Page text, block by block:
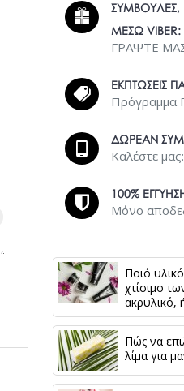
ΣΥΜΒΟΥΛΕΣ,
ΜΕΣΩ VIBER:
ΓΡΑΨΤΕ
ΕΚΠΤΩΣΕΙΣ
Πρόγραμμα
ΔΩΡΕΑΝ
Καλέστε
100%
Μόνο
Ποιό
χτίσιμο
ακρυλικό,
Πώς να
λίμα για